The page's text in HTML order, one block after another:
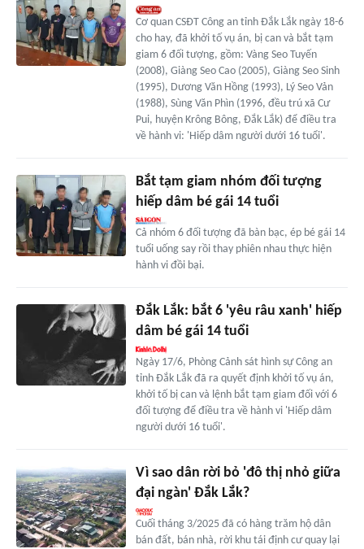
Cơ quan CSĐT Công an tỉnh Đắk Lắk ngày 18-6
cho hay, đã khởi tố vụ án, bị can và bắt tạm
giam 6 đối tượng, gồm: Vàng Seo Tuyến
(2008), Giàng Seo Cao (2005), Giàng Seo Sinh
(1995), Dương Văn Hồng (1993), Lý Seo Vản
(1988), Sùng Văn Phìn (1996, đều trú xã Cư
Pui, huyện Krông Bông, Đắk Lắk) để điều tra
về hành vi: 'Hiếp dâm người dưới 16 tuổi'.
Bắt tạm giam nhóm đối tượng
hiếp dâm bé gái 14 tuổi
Cả nhóm 6 đối tượng đã bàn bạc, ép bé gái 14
tuổi uống say rồi thay phiên nhau thực hiện
hành vi đồi bại.
Đắk Lắk: bắt 6 'yêu râu xanh' hiếp
dâm bé gái 14 tuổi
Ngày 17/6, Phòng Cảnh sát hình sự Công an
tỉnh Đắk Lắk đã ra quyết định khởi tố vụ án,
khởi tố bị can và lệnh bắt tạm giam đối với 6
đối tượng để điều tra về hành vi 'Hiếp dâm
người dưới 16 tuổi'.
Vì sao dân rời bỏ 'đô thị nhỏ giữa
đại ngàn' Đắk Lắk?
Cuối tháng 3/2025 đã có hàng trăm hộ dân
bán đất, bán nhà, rời khu tái định cư quay lại